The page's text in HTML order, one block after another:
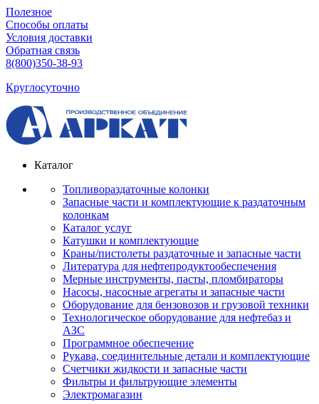
Полезное
Способы оплаты
Условия доставки
Обратная связь
8(800)350-38-93
Круглосуточно
Каталог
Топливораздаточные колонки
Запасные части и комплектующие к раздаточным
колонкам
Каталог услуг
Катушки и комплектующие
Краны/пистолеты раздаточные и запасные части
Литература для нефтепродуктообеспечения
Мерные инструменты, пасты, пломбираторы
Насосы, насосные агрегаты и запасные части
Оборудование для бензовозов и грузовой техники
Технологическое оборудование для нефтебаз и
АЗС
Программное обеспечение
Рукава, соединительные детали и комплектующие
Счетчики жидкости и запасные части
Фильтры и фильтрующие элементы
Электромагазин